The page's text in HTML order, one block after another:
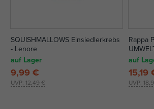
SQUISHMALLOWS Einsiedlerkrebs
- Lenore
auf Lager
UVP: 12,49 €
9,99 €
Rappa
auf
UVP:
15,19